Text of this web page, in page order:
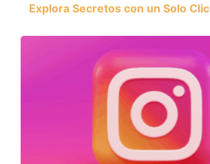
Explora Secretos con un Solo Clic